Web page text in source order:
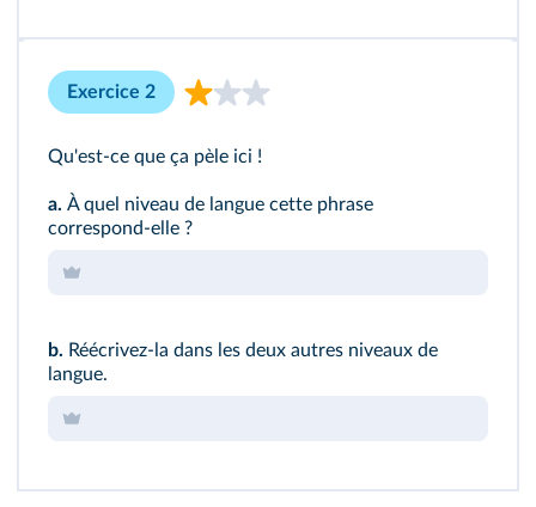
Exercice 2
Qu'est‑ce que ça pèle ici !
a. À quel niveau de langue cette phrase
correspond‑elle ?
b. Réécrivez‑la dans les deux autres niveaux de
langue.